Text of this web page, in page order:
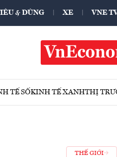
& DÙNG XE VNE
TẾ SỐKINH TẾ XANHTHỊ
THẾ GIỚI